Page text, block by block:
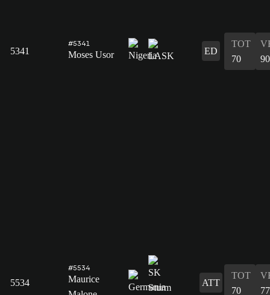
5341
#5341
Moses Usor ED
TOT
70
90
5534
#5534
Maurice
ATT
TOT
70
77